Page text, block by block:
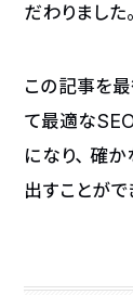
だわりました。
この記事を
て最適な
になり、確
出すことがで